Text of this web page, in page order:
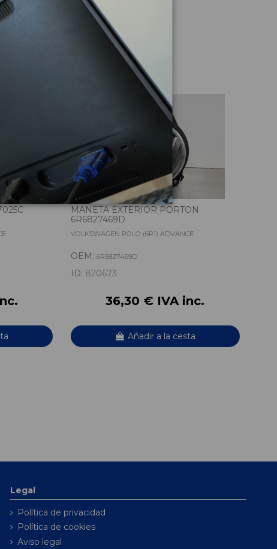
MANETA EXTERIOR PORTON
6R6827469D
VOLKSWAGEN POLO (6R1) ADVANCE
OEM: 6R6827469D
ID: 820673
36,30 € IVA inc.
Añadir a la cesta
Legal
Política de privacidad
Política de cookies
Aviso legal